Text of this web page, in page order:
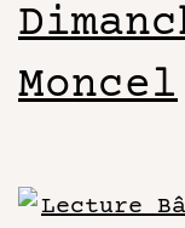
Moncel